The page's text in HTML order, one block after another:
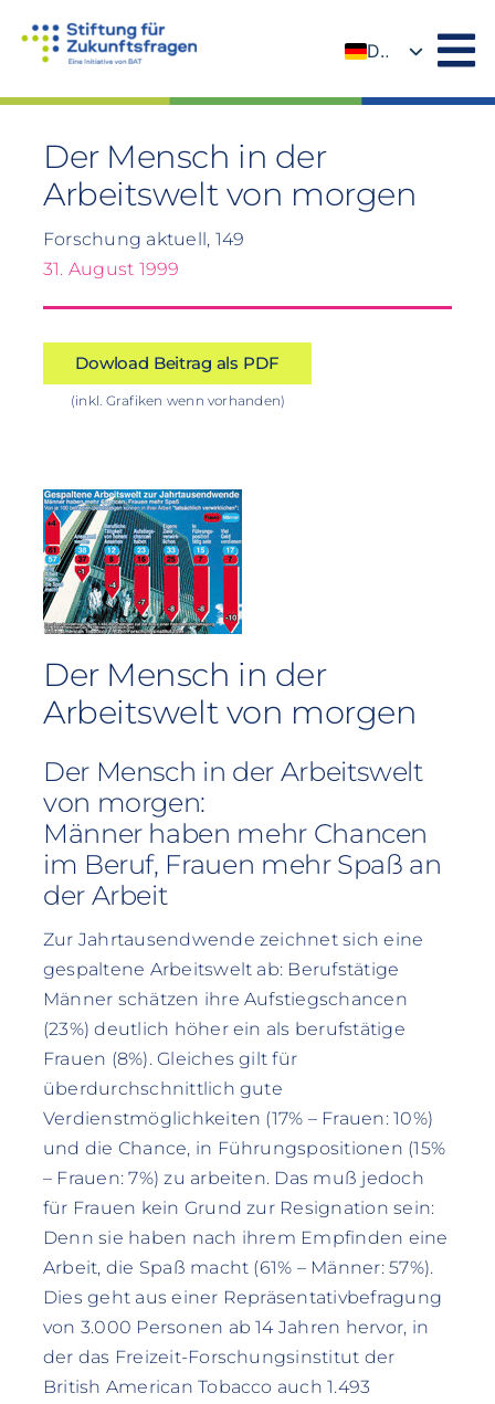
Inhalt
DE
Der Mensch in der
Arbeitswelt von morgen
Forschung aktuell, 149
31. August 1999
Dowload Beitrag als PDF
(inkl. Grafiken wenn vorhanden)
Der Mensch in der
Arbeitswelt von morgen
Der Mensch in der Arbeitswelt
von morgen:
Männer haben mehr Chancen
im Beruf, Frauen mehr Spaß an
der Arbeit
Zur Jahrtausendwende zeichnet sich eine
gespaltene Arbeitswelt ab: Berufstätige
Männer schätzen ihre Aufstiegschancen
(23%) deutlich höher ein als berufstätige
Frauen (8%). Gleiches gilt für
überdurchschnittlich gute
Verdienstmöglichkeiten (17% – Frauen: 10%)
und die Chance, in Führungspositionen (15%
– Frauen: 7%) zu arbeiten. Das muß jedoch
für Frauen kein Grund zur Resignation sein:
Denn sie haben nach ihrem Empfinden eine
Arbeit, die Spaß macht (61% – Männer: 57%).
Dies geht aus einer Repräsentativbefragung
von 3.000 Personen ab 14 Jahren hervor, in
der das Freizeit-Forschungsinstitut der
British American Tobacco auch 1.493